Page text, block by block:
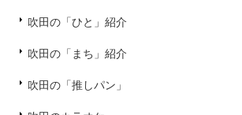
吹田の「ひと」紹介
吹田の「まち」紹介
吹田の「推しパン」